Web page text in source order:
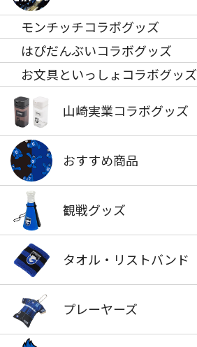
モンチッチコラボグッズ
はぴだんぶいコラボグッズ
お文具といっしょコラボグッズ
山崎実業コラボグッズ
おすすめ商品
観戦グッズ
タオル・リストバンド
プレーヤーズ